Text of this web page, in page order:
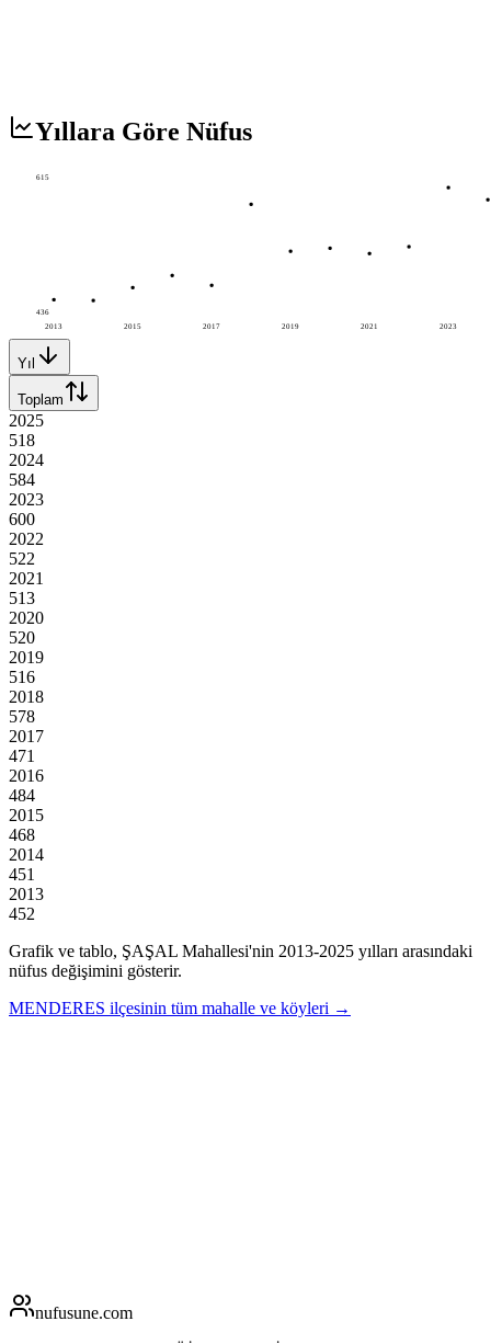
Yıllara Göre Nüfus
2013 2015 2017 2019 2021 2023
615
436
Yıl
Toplam
2025
518
2024
584
2023
600
2022
522
2021
513
2020
520
2019
516
2018
578
2017
471
2016
484
2015
468
2014
451
2013
452
Grafik ve tablo, ŞAŞAL Mahallesi'nin 2013-2025 yılları arasındaki
nüfus değişimini gösterir.
MENDERES ilçesinin tüm mahalle ve köyleri →
nufusune.com